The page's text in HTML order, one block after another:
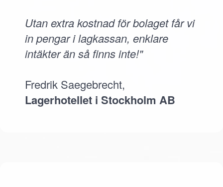
Utan extra kostnad för bolaget får vi
in pengar i lagkassan, enklare
intäkter än så finns inte!"
Fredrik Saegebrecht,
Lagerhotellet i Stockholm AB